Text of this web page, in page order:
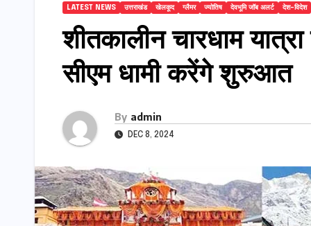
LATEST NEWS उत्तराखंड खेलकूद ग्लैमर ज्योतिष देवभूमि जॉब अलर्ट देश-विदेश
शीतकालीन चारधाम
सीएम धामी करेंगे शुरुआत
By admin
DEC 8, 2024